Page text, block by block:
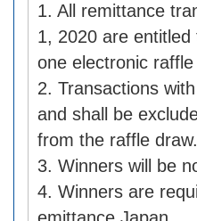
1. All remittance
1, 2020 are entitled
one electronic raffle
2. Transactions
and shall be
from the raffle draw.
3. Winners will be
4. Winners are